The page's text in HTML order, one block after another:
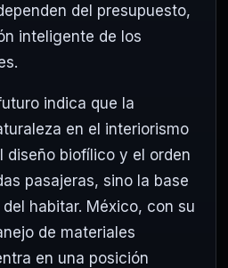
del presupuesto,
inteligente de los
indica que la
en el interiorismo
diseño biofílico y el orden
pasajeras, sino la base
habitar. México, con su
de materiales
en una posición